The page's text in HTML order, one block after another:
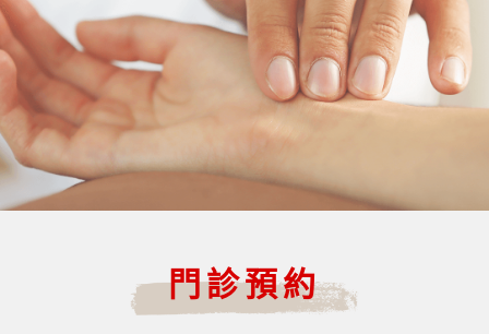
門診預約